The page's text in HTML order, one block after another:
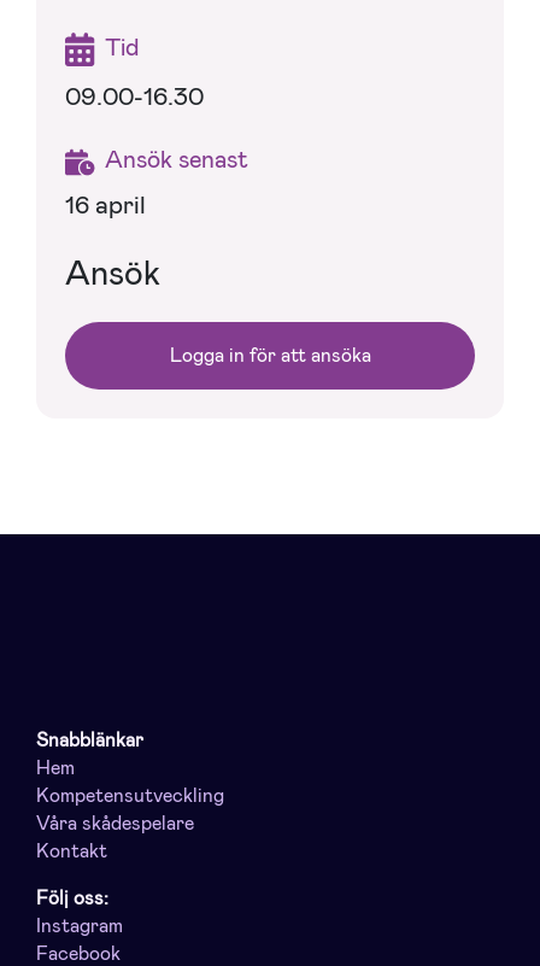
Tid
09.00-16.30
Ansök senast
16 april
Ansök
Logga in för att ansöka
Snabblänkar
Hem
Kompetensutveckling
Våra skådespelare
Kontakt
Följ oss:
Instagram
Facebook